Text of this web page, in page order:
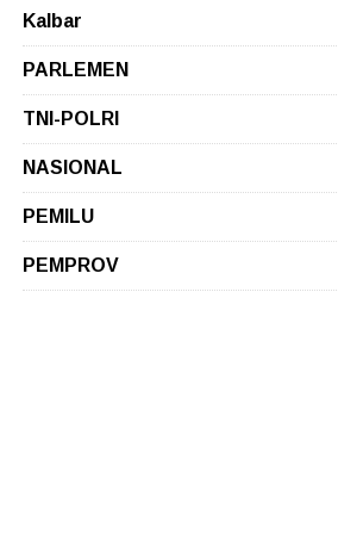
Kalbar
PARLEMEN
TNI-POLRI
NASIONAL
PEMILU
PEMPROV